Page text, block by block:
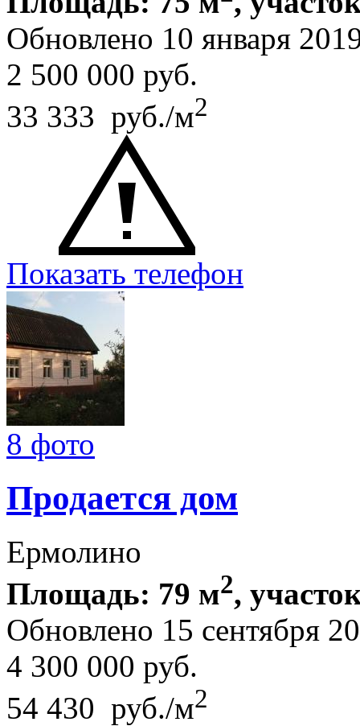
Обновлено 10 января
2 500 000 руб.
33 333 руб./м2
Показать телефон
8 фото
Продается дом
Ермолино
Площадь: 79 м2,
Обновлено 15 сентября
4 300 000 руб.
54 430 руб./м2